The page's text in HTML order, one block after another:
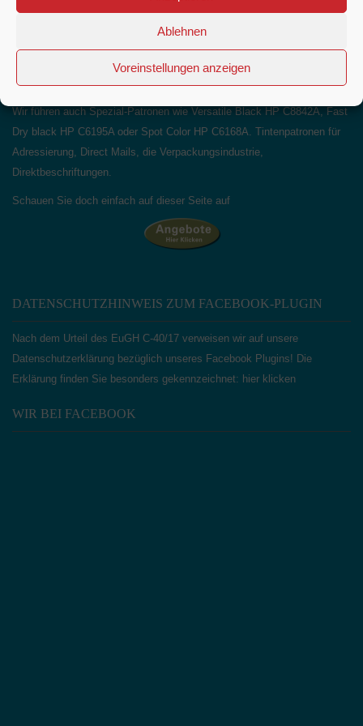
Ablehnen
Voreinstellungen anzeigen
WILLKOMEN BEI HOPP’S EDV
Wir führen auch Spezial-Patronen wie Versatile Black HP C8842A, Fast
Dry black HP C6195A oder Spot Color HP C6168A. Tintenpatronen für
Adressierung, Direct Mails, die Verpackungsindustrie,
Direktbeschriftungen.
Schauen Sie doch einfach auf dieser Seite auf
DATENSCHUTZHINWEIS ZUM FACEBOOK-PLUGIN
Nach dem Urteil des EuGH C‑40/17 verweisen wir auf unsere
Datenschutzerklärung bezüglich unseres Facebook Plugins! Die
Erklärung finden Sie besonders gekennzeichnet: hier klicken
WIR BEI FACEBOOK